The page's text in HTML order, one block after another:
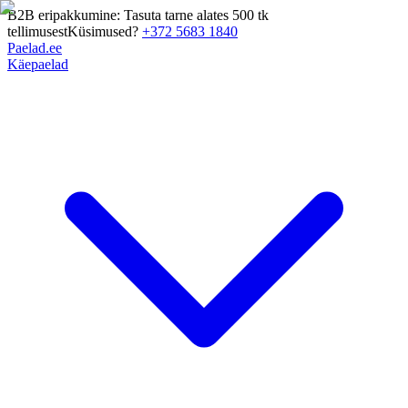
B2B eripakkumine: Tasuta tarne alates 500 tk
tellimusestKüsimused? +372 5683 1840
Paelad.ee
Käepaelad